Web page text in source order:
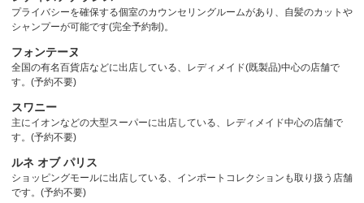
プライバシーを確保する個室のカウンセリングルームがあり、自髪のカットや
シャンプーが可能です(完全予約制)。
フォンテーヌ
全国の有名百貨店などに出店している、レディメイド(既製品)中心の店舗で
す。(予約不要)
スワニー
主にイオンなどの大型スーパーに出店している、レディメイド中心の店舗で
す。(予約不要)
ルネ オブ パリス
ショッピングモールに出店している、インポートコレクションも取り扱う店舗
です。(予約不要)